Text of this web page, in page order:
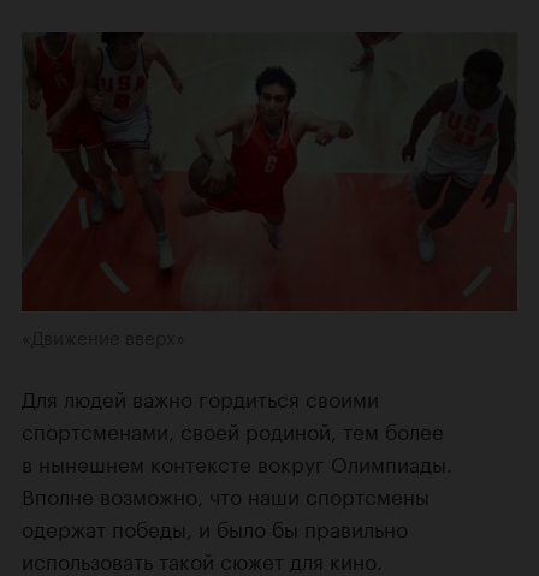
Для людей важно гордиться своими
спортсменами, своей родиной, тем более
в нынешнем контексте вокруг Олимпиады.
Вполне возможно, что наши спортсмены
одержат победы, и было бы правильно
использовать такой сюжет для кино.